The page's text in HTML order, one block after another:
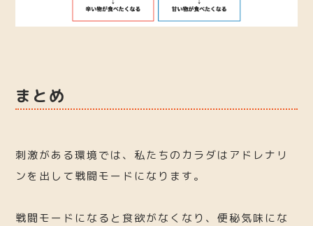
まとめ
刺激がある環境では、私たちのカラダはアドレナリ
ンを出して戦闘モードになります。
戦闘モードになると食欲がなくなり、便秘気味にな